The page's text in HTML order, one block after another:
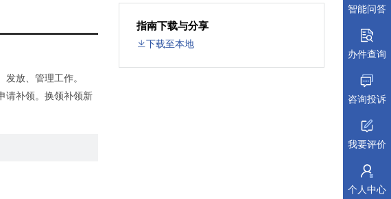
放、管理工作。
请补领。换领补领新
指南下载与分享
下载至本地
智能问答
办件查询
咨询投诉
我要评价
个人中心